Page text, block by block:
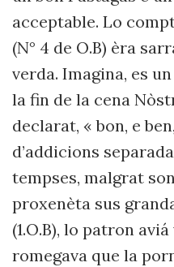
acceptable. Lo
(N° 4 de O.B) èra
verda. Imagina, es
la fin de la cena
declarat, « bon, e
d’addicions
tempses, malgrat
proxenèta sus
(1.O.B), lo patron
romegava que la